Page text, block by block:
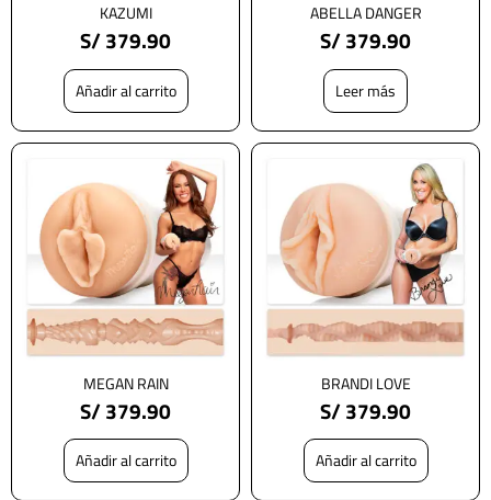
KAZUMI
S/379.90
Añadir al carrito
ABELLA DANGER
S/379.90
Leer más
MEGAN RAIN
S/379.90
Añadir al carrito
BRANDI LOVE
S/379.90
Añadir al carrito